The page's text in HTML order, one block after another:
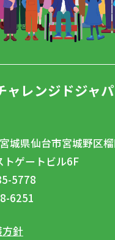
ャレンジドジャ
宮城県仙台市宮城野区
トゲートビル6F
5778
6251
針